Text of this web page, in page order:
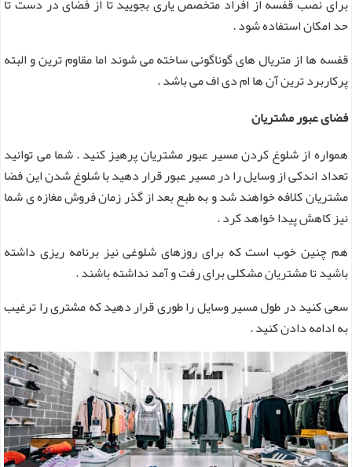
حد امکان استفاده شود .
قفسه ها از متریال های گوناگونی ساخته می شوند اما مقاوم ترین و البته
پرکاربرد ترین آن ها ام دی اف می باشد .
فضای عبور مشتریان
همواره از شلوغ کردن مسیر عبور مشتریان پرهیز کنید . شما می توانید
تعداد اندکی از وسایل را در مسیر عبور قرار دهید با شلوغ شدن این فضا
مشتریان کلافه خواهند شد و به طبع بعد از گذر زمان فروش مغازه ی شما
نیز کاهش پیدا خواهد کرد .
هم چنین خوب است که برای روزهای شلوغی نیز برنامه ریزی داشته
باشید تا مشتریان مشکلی برای رفت و آمد نداشته باشند .
سعی کنید در طول مسیر وسایل را طوری قرار دهید که مشتری را ترغیب
به ادامه دادن کنید .